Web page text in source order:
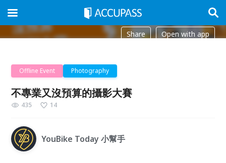
Share Open with app
Offline Event Photography
不專業又沒預算的攝影大賽
435 14
YouBike Today 小幫手